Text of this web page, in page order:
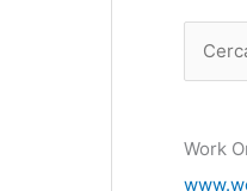
Work